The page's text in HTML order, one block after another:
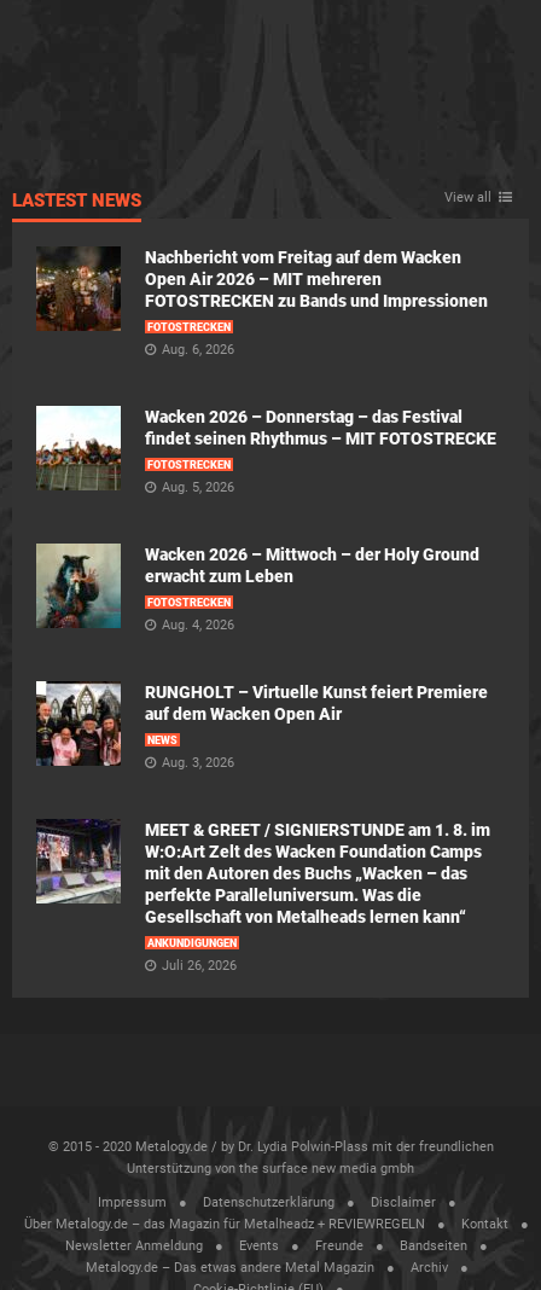
LASTEST NEWS View all
Nachbericht vom Freitag auf dem Wacken
Open Air 2026 – MIT mehreren
FOTOSTRECKEN zu Bands und Impressionen
FOTOSTRECKEN
Aug. 6, 2026
Wacken 2026 – Donnerstag – das Festival
findet seinen Rhythmus – MIT FOTOSTRECKE
FOTOSTRECKEN
Aug. 5, 2026
Wacken 2026 – Mittwoch – der Holy Ground
erwacht zum Leben
FOTOSTRECKEN
Aug. 4, 2026
RUNGHOLT – Virtuelle Kunst feiert Premiere
auf dem Wacken Open Air
NEWS
Aug. 3, 2026
MEET & GREET / SIGNIERSTUNDE am 1. 8. im
W:O:Art Zelt des Wacken Foundation Camps
mit den Autoren des Buchs „Wacken – das
perfekte Paralleluniversum. Was die
Gesellschaft von Metalheads lernen kann“
ANKÜNDIGUNGEN
Juli 26, 2026
© 2015 - 2020 Metalogy.de / by Dr. Lydia Polwin-Plass mit der freundlichen
Unterstützung von the surface new media gmbh
Impressum Datenschutzerklärung
Disclaimer
Über Metalogy.de – das Magazin für Metalheadz + REVIEWREGELN
Kontakt
Newsletter Anmeldung
Events Freunde
Bandseiten
Metalogy.de – Das etwas andere Metal Magazin
Archiv